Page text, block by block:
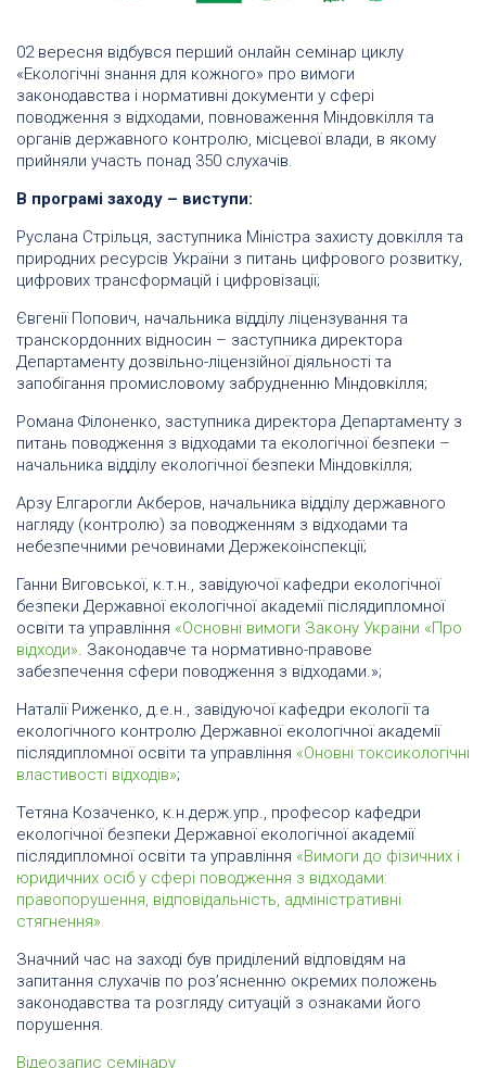
02 вересня відбувся перший онлайн семінар циклу
«Екологічні знання для кожного» про вимоги
законодавства і нормативні документи у сфері
поводження з відходами, повноваження Міндовкілля та
органів державного контролю, місцевої влади, в якому
прийняли участь понад 350 слухачів.
В програмі заходу – виступи:
Руслана Стрільця, заступника Міністра захисту довкілля та
природних ресурсів України з питань цифрового розвитку,
цифрових трансформацій і цифровізації;
Євгенії Попович, начальника відділу ліцензування та
транскордонних відносин – заступника директора
Департаменту дозвільно-ліцензійної діяльності та
запобігання промисловому забрудненню Міндовкілля;
Романа Філоненко, заступника директора Департаменту з
питань поводження з відходами та екологічної безпеки –
начальника відділу екологічної безпеки Міндовкілля;
Арзу Елгарогли Акберов, начальника відділу державного
нагляду (контролю) за поводженням з відходами та
небезпечними речовинами Держекоінспекції;
Ганни Виговської, к.т.н., завідуючої кафедри екологічної
безпеки Державної екологічної академії післядипломної
освіти та управління «Основні вимоги Закону України «Про
відходи». Законодавче та нормативно-правове
забезпечення сфери поводження з відходами.»;
Наталії Риженко, д.е.н., завідуючої кафедри екології та
екологічного контролю Державної екологічної академії
післядипломної освіти та управління «Оновні токсикологічні
властивості відходів»;
Тетяна Козаченко, к.н.держ.упр., професор кафедри
екологічної безпеки Державної екологічної академії
післядипломної освіти та управління «Вимоги до фізичних і
юридичних осіб у сфері поводження з відходами:
правопорушення, відповідальність, адміністративні
стягнення»
Значний час на заході був приділений відповідям на
запитання слухачів по роз’ясненню окремих положень
законодавства та розгляду ситуацій з ознаками його
порушення.
Відеозапис семінару